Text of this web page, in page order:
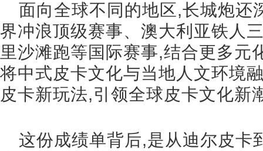
面向全球不同的地区,长城炮还
界冲浪顶级赛事、澳大利亚铁人
里沙滩跑等国际赛事,结合更多元
将中式皮卡文化与当地人文环境
皮卡新玩法,引领全球皮卡文化新
这份成绩单背后,是从迪尔皮卡